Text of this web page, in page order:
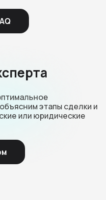
этапы сделки и
или юридические